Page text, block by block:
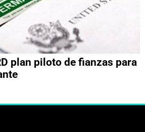
plan piloto de fianzas para